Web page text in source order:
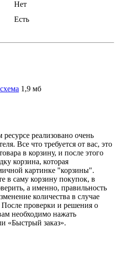
Нет
Есть
1,9 мб
реализовано очень
Все что требуется от вас, это
в корзину, и после этого
корзина, которая
картинке "корзины".
в саму корзину покупок, в
а именно, правильность
количества в случае
проверки и решения о
необходимо нажать
«Быстрый заказ».